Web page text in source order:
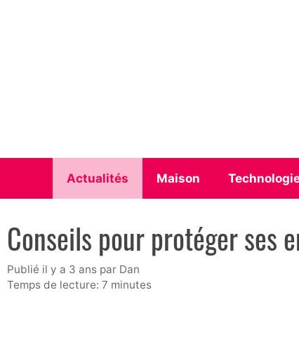
Actualités Maison
Conseils pour protéger ses
publié il y a 3 ans par Dan
Temps de lecture: 7 minutes